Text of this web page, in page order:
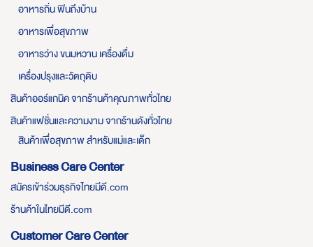
อาหารถิ่น ฟินถึงบ้าน
อาหารเพื่อสุขภาพ
อาหารว่าง ขนมหวาน เครื่องดื่ม
เครื่องปรุงและวัตถุดิบ
สินค้าออร์แกนิค จากร้านค้าคุณภาพทั่วไทย
สินค้าแฟชั่นและความงาม จากร้านดังทั่วไทย
สินค้าเพื่อสุขภาพ สำหรับแม่และเด็ก
Business Care Center
สมัครเข้าร่วมธุรกิจไทยมีดี.com
ร้านค้าในไทยมีดี.com
Customer Care Center